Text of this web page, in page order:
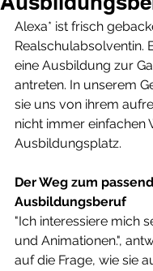
Alexa* ist frisch
Realschulabsolventin.
eine Ausbildung zur
antreten. In unserem
sie uns von ihrem
nicht immer einfachen
Ausbildungsplatz.
Der Weg zum
Ausbildungsberuf
"Ich interessiere mich
und Animationen.",
auf die Frage, wie sie